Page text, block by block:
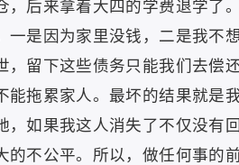
，后来拿着大四的学费退学了
一是因为家里没钱，二是我不
，留下这些债务只能我们去偿
能拖累家人。最坏的结果就是
，如果我这人消失了不仅没有
的不公平。所以，做任何事的